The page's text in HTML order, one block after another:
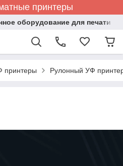
принтеры
оборудование для печати
принтеры Рулонный УФ